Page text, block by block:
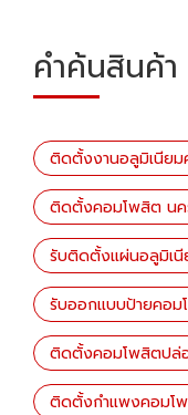
คำค้นสินค้า
ติดตั้งงานอลูมิเนีย
ติดตั้งคอมโพสิต น
รับติดตั้งแผ่นอลูมิเ
รับออกแบบป้ายคอ
ติดตั้งคอมโพสิตปล่
ติดตั้งกำแพงคอมโ